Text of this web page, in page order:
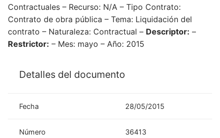
Contractuales – Recurso: N/A – Tipo Contrato:
Contrato de obra pública – Tema: Liquidación del
contrato – Naturaleza: Contractual – Descriptor: –
Restrictor: – Mes: mayo – Año: 2015
Detalles del documento
Fecha 28/05/2015
Número
36413